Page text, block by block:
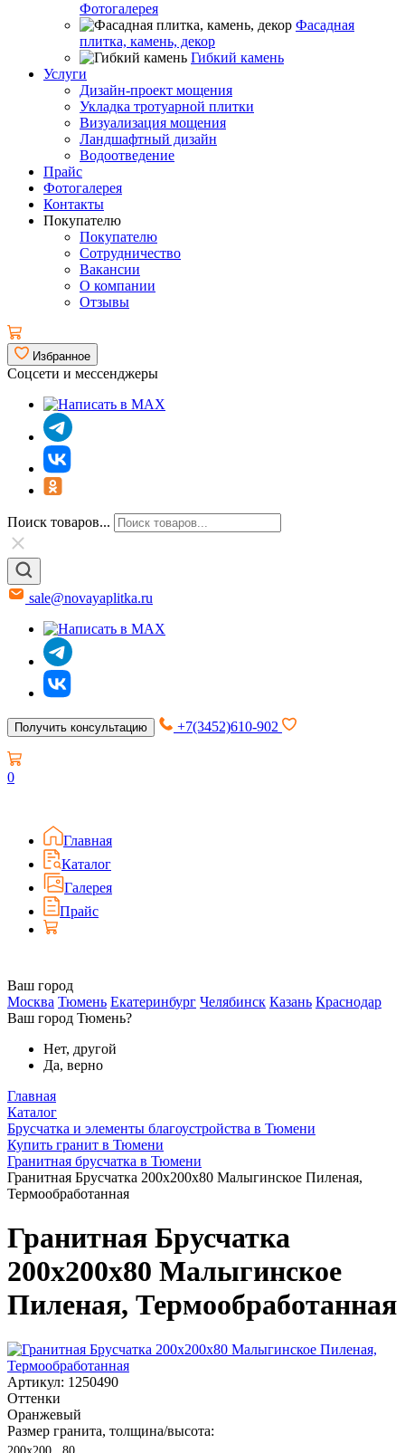
Фотогалерея
Фасадная
плитка, камень, декор
Гибкий камень
Услуги
Дизайн-проект мощения
Укладка тротуарной плитки
Визуализация мощения
Ландшафтный дизайн
Водоотведение
Прайс
Фотогалерея
Контакты
Покупателю
Покупателю
Сотрудничество
Вакансии
О компании
Отзывы
Избранное
Соцсети и мессенджеры
Поиск товаров...
sale@novayaplitka.ru
Получить консультацию +7(3452)610-902
0
Главная
Каталог
Галерея
Прайс
Ваш город
Москва Тюмень Екатеринбург Челябинск Казань Краснодар
Ваш город Тюмень?
Нет, другой
Да, верно
Главная
Каталог
Брусчатка и элементы благоустройства в Тюмени
Купить гранит в Тюмени
Гранитная брусчатка в Тюмени
Гранитная Брусчатка 200х200x80 Малыгинское Пиленая,
Термообработанная
Гранитная Брусчатка
200х200x80 Малыгинское
Пиленая, Термообработанная
Артикул: 1250490
Оттенки
Оранжевый
Размер гранита, толщина/высота: